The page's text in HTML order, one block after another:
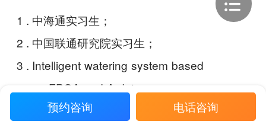
1 . 中海通实习生；
2 . 中国联通研究院实习生；
3 . Intelligent watering system based
on FPGA and Arduino；
Lane recognition system based o
预约咨询 电话咨询